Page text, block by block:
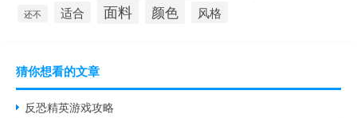
还不 适合 面料 颜色 风格
猜你想看的文章
反恐精英游戏攻略